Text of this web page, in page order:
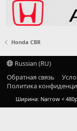
Honda CBR
Russian (RU)
Обратная связь
Политика
Ширина